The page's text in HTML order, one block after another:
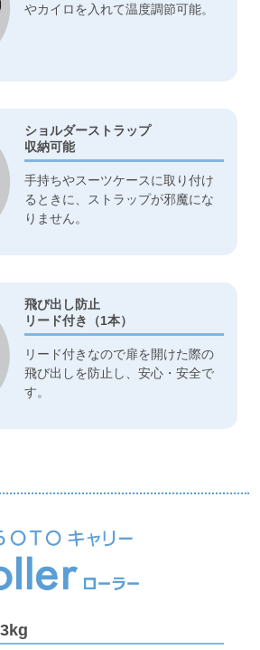
やカイロを入れて温度調節可能。
ショルダーストラップ
収納可能
手持ちやスーツケースに取り付け
るときに、ストラップが邪魔にな
りません。
飛び出し防止
リード付き（1本）
リード付きなので扉を開けた際の
飛び出しを防止し、安心・安全で
す。